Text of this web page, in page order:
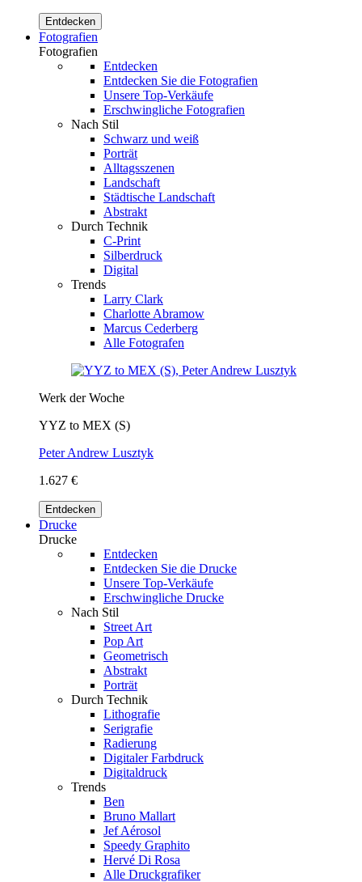
Entdecken
Fotografien
Fotografien
Entdecken
Entdecken Sie die Fotografien
Unsere Top-Verkäufe
Erschwingliche Fotografien
Nach Stil
Schwarz und weiß
Porträt
Alltagsszenen
Landschaft
Städtische Landschaft
Abstrakt
Durch Technik
C-Print
Silberdruck
Digital
Trends
Larry Clark
Charlotte Abramow
Marcus Cederberg
Alle Fotografen
Werk der Woche
YYZ to MEX (S)
Peter Andrew Lusztyk
1.627 €
Entdecken
Drucke
Drucke
Entdecken
Entdecken Sie die Drucke
Unsere Top-Verkäufe
Erschwingliche Drucke
Nach Stil
Street Art
Pop Art
Geometrisch
Abstrakt
Porträt
Durch Technik
Lithografie
Serigrafie
Radierung
Digitaler Farbdruck
Digitaldruck
Trends
Ben
Bruno Mallart
Jef Aérosol
Speedy Graphito
Hervé Di Rosa
Alle Druckgrafiker